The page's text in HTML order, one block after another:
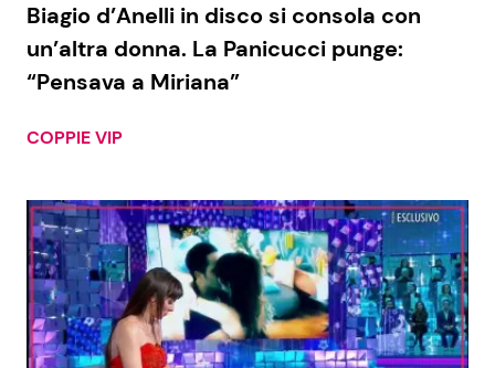
Biagio d’Anelli in disco si consola con
un’altra donna. La Panicucci punge:
“Pensava a Miriana”
COPPIE VIP